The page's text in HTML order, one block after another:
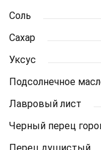
Соль
Сахар
Уксус
Подсолнечное
Лавровый лист
Черный перец
Перец душистый